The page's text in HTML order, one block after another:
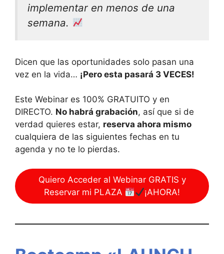
implementar en menos de una
semana.
Dicen que las oportunidades solo pasan una
vez en la vida… ¡Pero esta pasará 3 VECES!
Este Webinar es 100% GRATUITO y en
DIRECTO. No habrá grabación, así que si de
verdad quieres estar, reserva ahora mismo
cualquiera de las siguientes fechas en tu
agenda y no te lo pierdas.
Quiero Acceder al Webinar GRATIS y
Reservar mi PLAZA
¡AHORA!